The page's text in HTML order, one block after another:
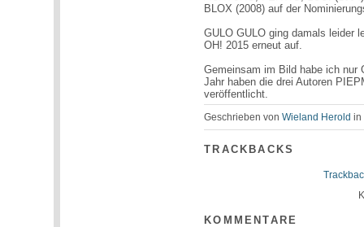
BLOX (2008) auf der
GULO GULO ging damals leider
OH! 2015 erneut auf.
Gemeinsam im Bild habe ich nur
Jahr haben die drei Autoren
veröffentlicht.
Geschrieben vonWieland Herold in
TRACKBACKS
KOMMENTARE